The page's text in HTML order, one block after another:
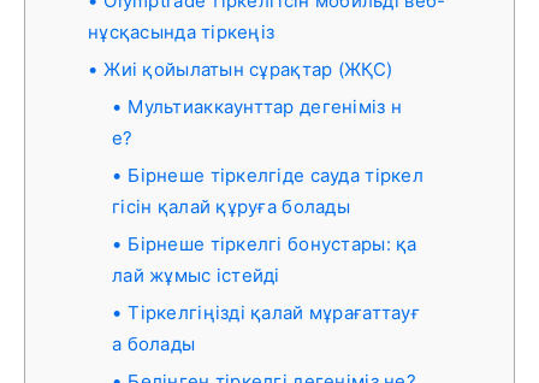
нұсқасында тіркеңіз
Жиі қойылатын сұрақтар (ЖҚС)
Мультиаккаунттар дегеніміз н
е?
Бірнеше тіркелгіде сауда тіркел
гісін қалай құруға болады
Бірнеше тіркелгі бонустары: қа
лай жұмыс істейді
Тіркелгіңізді қалай мұрағаттауғ
а болады